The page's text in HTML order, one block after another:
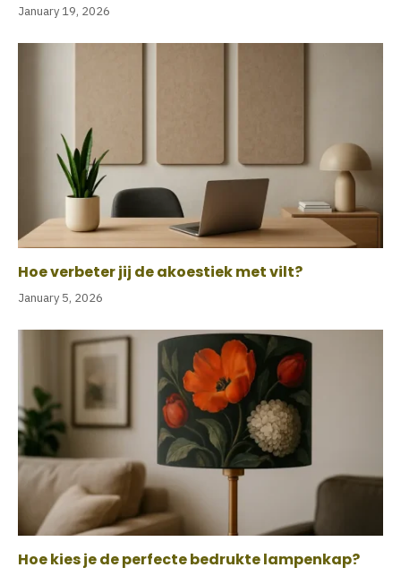
January 19, 2026
Hoe verbeter jij de akoestiek met vilt?
January 5, 2026
Hoe kies je de perfecte bedrukte lampenkap?